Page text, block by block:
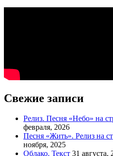
Свежие записи
Релиз. Песня «Небо» на
февраля, 2026
Песня «Жить». Релиз на
ноября, 2025
Облако. Текст 31 августа,